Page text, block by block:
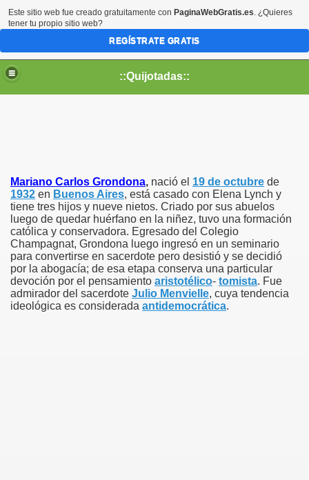
::Quijotadas::
Mariano Carlos Grondona, nació el 19 de octubre de
1932 en Buenos Aires, está casado con Elena Lynch y
tiene tres hijos y nueve nietos. Criado por sus abuelos
luego de quedar huérfano en la niñez, tuvo una formación
católica y conservadora. Egresado del Colegio
Champagnat, Grondona luego ingresó en un seminario
para convertirse en sacerdote pero desistió y se decidió
por la abogacía; de esa etapa conserva una particular
devoción por el pensamiento aristotélico- tomista. Fue
admirador del sacerdote Julio Menvielle, cuya tendencia
ideológica es considerada antidemocrática.
Este sitio web fue creado gratuitamente con PaginaWebGratis.es. ¿Quieres
tener tu propio sitio web?
REGÍSTRATE GRATIS